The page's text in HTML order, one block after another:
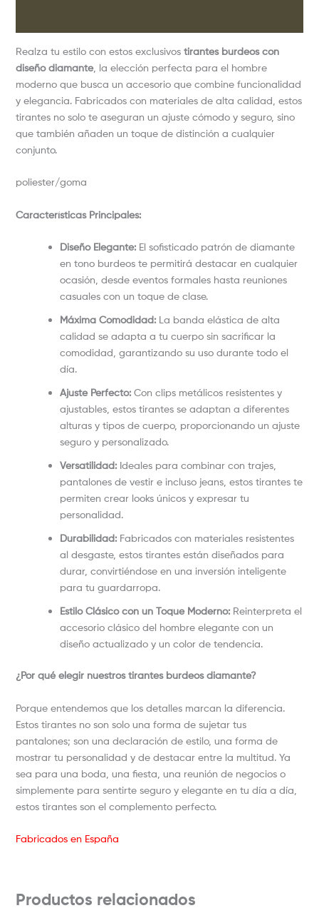
Realza tu estilo con estos exclusivos tirantes burdeos con
diseño diamante, la elección perfecta para el hombre
moderno que busca un accesorio que combine funcionalidad
y elegancia. Fabricados con materiales de alta calidad, estos
tirantes no solo te aseguran un ajuste cómodo y seguro, sino
que también añaden un toque de distinción a cualquier
conjunto.
poliester/goma
Características Principales:
Diseño Elegante:El sofisticado patrón de diamante
en tono burdeos te permitirá destacar en cualquier
ocasión, desde eventos formales hasta reuniones
casuales con un toque de clase.
Máxima Comodidad:La banda elástica de alta
calidad se adapta a tu cuerpo sin sacrificar la
comodidad, garantizando su uso durante todo el
día.
Ajuste Perfecto:Con clips metálicos resistentes y
ajustables, estos tirantes se adaptan a diferentes
alturas y tipos de cuerpo, proporcionando un ajuste
seguro y personalizado.
Versatilidad:Ideales para combinar con trajes,
pantalones de vestir e incluso jeans, estos tirantes te
permiten crear looks únicos y expresar tu
personalidad.
Durabilidad:Fabricados con materiales resistentes
al desgaste, estos tirantes están diseñados para
durar, convirtiéndose en una inversión inteligente
para tu guardarropa.
Estilo Clásico con un Toque Moderno:Reinterpreta el
accesorio clásico del hombre elegante con un
diseño actualizado y un color de tendencia.
¿Por qué elegir nuestros tirantes burdeos diamante?
Porque entendemos que los detalles marcan la diferencia.
Estos tirantes no son solo una forma de sujetar tus
pantalones; son una declaración de estilo, una forma de
mostrar tu personalidad y de destacar entre la multitud. Ya
sea para una boda, una fiesta, una reunión de negocios o
simplemente para sentirte seguro y elegante en tu día a día,
estos tirantes son el complemento perfecto.
Fabricados en España
Productos relacionados